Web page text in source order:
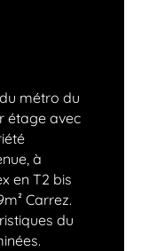
métro du
étage avec
à
en T2 bis
Carrez.
du